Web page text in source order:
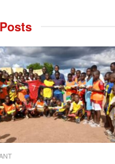
Posts